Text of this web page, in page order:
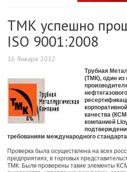
ТМК успешно
ISO 9001:2008
16 Января 2012
Трубная
(ТМК), один
качества
компанией
требованиям международного
Проверка была осуществлена на всех
предприятиях, в торговых
ТМК. Были проверены такие элементы